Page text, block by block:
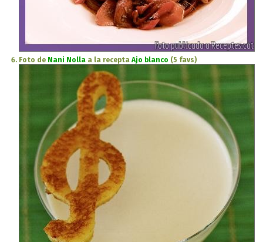
Foto de Nani Nolla a la recepta Ajo blanco (5 favs)